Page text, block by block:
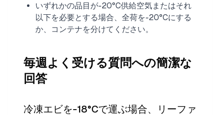
いずれかの品目が-20°C供給空気またはそれ
以下を必要とする場合、全荷を-20°Cにする
か、コンテナを分けてください。
毎週よく受ける質問への簡潔な
回答
冷凍エビを-18°Cで運ぶ場合、リーファ